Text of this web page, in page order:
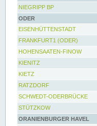
NIEGRIPP BP
ODER
EISENHÜTTENSTADT
FRANKFURT1 (ODER)
HOHENSAATEN-FINOW
KIENITZ
KIETZ
RATZDORF
SCHWEDT-ODERBRÜCKE
STÜTZKOW
ORANIENBURGER HAVEL